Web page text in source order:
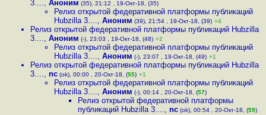
3...., Аноним (35), 21:12 , 19-Окт-18, (35)
Релиз открытой федеративной платформы публикаций
Hubzilla 3...., Аноним (39), 21:54 , 19-Окт-18, (39) +4
Релиз открытой федеративной платформы публикаций Hubzilla
3...., Аноним (-), 23:03 , 19-Окт-18, (48) +2
Релиз открытой федеративной платформы публикаций
Hubzilla 3...., Аноним (-), 23:07 , 19-Окт-18, (49) +1
Релиз открытой федеративной платформы публикаций Hubzilla
3...., nc (ok), 00:00 , 20-Окт-18, (55) +1
Релиз открытой федеративной платформы публикаций
Hubzilla 3...., Аноним (-), 00:14 , 20-Окт-18, (57)
Релиз открытой федеративной платформы
публикаций Hubzilla 3...., nc (ok), 00:54 , 20-Окт-18, (59)